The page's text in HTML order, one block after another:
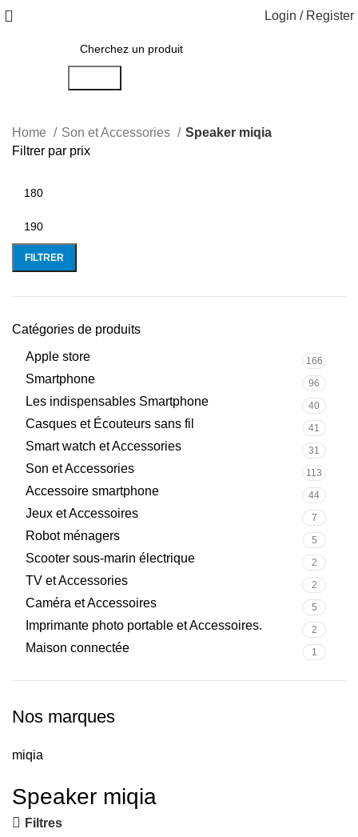
Login / Register
Home Son et Accessories
Speaker miqia
Filtrer par prix
FILTRER
Catégories de produits
Apple store
166
Smartphone 96
Les indispensables Smartphone 40
Casques et Écouteurs sans fil 41
Smart watch et Accessories 31
Son et Accessories 113
Accessoire smartphone 44
Jeux et Accessoires 7
Robot ménagers 5
Scooter sous-marin électrique 2
TV et Accessories 2
Caméra et Accessoires 5
Imprimante photo portable et Accessoires. 2
Maison connectée 1
Nos marques
miqia
Speaker miqia
Filtres